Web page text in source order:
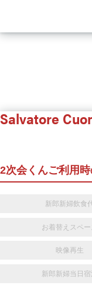
Salvatore
2次会くんご利用
新郎新婦飲食
お着替えスペー
映像再生
新郎新婦当日宿